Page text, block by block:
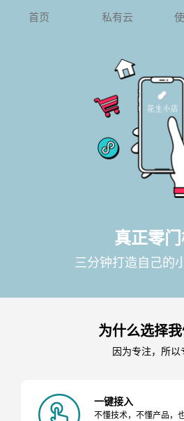
首页 私有云
真正零
三分钟打造自己的
为什么选择我
因为专注，所以
一键接入
不懂技术，不懂产品，